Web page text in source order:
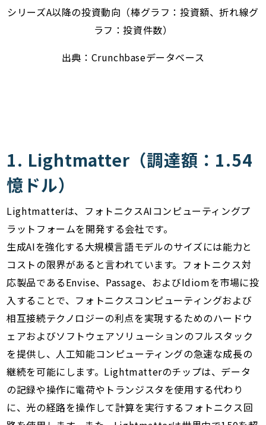
シリーズA以降の投資動向（棒グラフ：投資額、折れ線グ
ラフ：投資件数）
出典：Crunchbaseデータベース
1. Lightmatter（調達額：1.54
憶ドル）
Lightmatterは、フォトニクスAIコンピューティングプ
ラットフォームを開発する会社です。
生成AIを強化する大規模言語モデルのサイズには能力と
コストの限界があると言われています。フォトニクス対
応製品であるEnvise、Passage、およびIdiomを市場に投
入することで、フォトニクスコンピューティングおよび
相互接続テクノロジーの利点を実現するためのハードウ
ェアおよびソフトウェアソリューションのフルスタック
を提供し、人工知能コンピューティングの急速な成長の
継続を可能にします。Lightmatterのチップは、データ
の記録や操作に電荷やトランジスタを使用する代わり
に、光の経路を操作して計算を実行するフォトニクス回